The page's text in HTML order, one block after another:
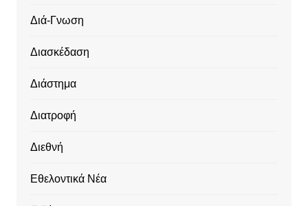
Διά-Γνωση
Διασκέδαση
Διάστημα
Διατροφή
Διεθνή
Εθελοντικά Νέα